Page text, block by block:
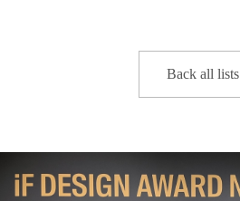
Back all lists